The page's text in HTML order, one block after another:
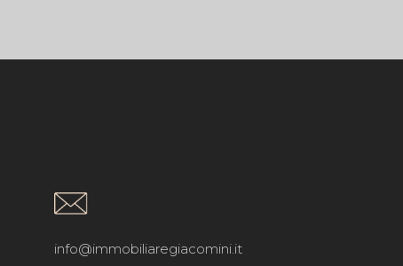
info@immobiliaregiacomini.it